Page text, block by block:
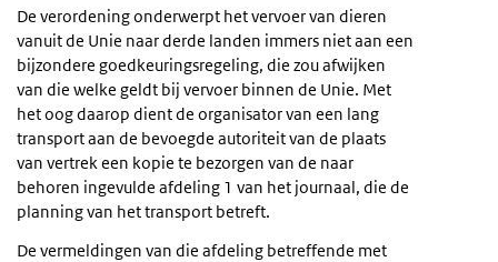
De verordening onderwerpt het vervoer van dieren
vanuit de Unie naar derde landen immers niet aan een
bijzondere goedkeuringsregeling, die zou afwijken
van die welke geldt bij vervoer binnen de Unie. Met
het oog daarop dient de organisator van een lang
transport aan de bevoegde autoriteit van de plaats
van vertrek een kopie te bezorgen van de naar
behoren ingevulde afdeling 1 van het journaal, die de
planning van het transport betreft.
De vermeldingen van die afdeling betreffende met